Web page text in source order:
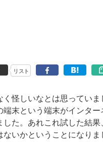
リスト
怪しいなとは思っていま
端末という端末がインター
した。あれこれ試した結
ないかということになり